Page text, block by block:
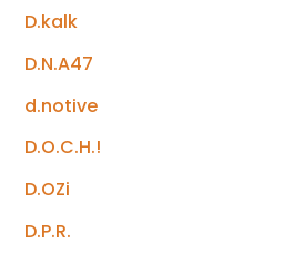
D.kalk
D.N.A47
d.notive
D.O.C.H.!
D.OZi
D.P.R.